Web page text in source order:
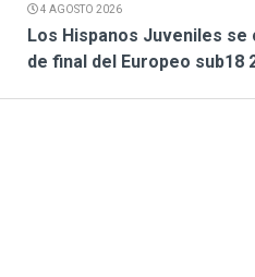
4 AGOSTO 2026
Los Hispanos Juveniles
de final del Europeo sub18